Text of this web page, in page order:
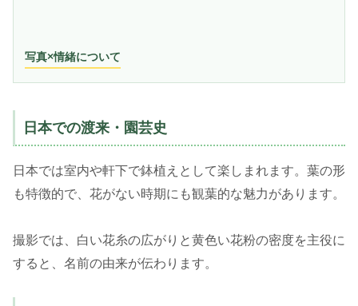
写真×情緒について
日本での渡来・園芸史
日本では室内や軒下で鉢植えとして楽しまれます。葉の形
も特徴的で、花がない時期にも観葉的な魅力があります。
撮影では、白い花糸の広がりと黄色い花粉の密度を主役に
すると、名前の由来が伝わります。